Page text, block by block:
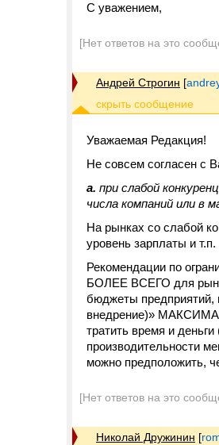
С уважением,
[Нет ответов на это
Андрей Строгин [
Уважаемая Редакция!
Не совсем согласен с
а. при слабой
числа компаний или в
На рынках со слабой
уровень зарплаты и
Рекомендации по
БОЛЕЕ ВСЕГО для
бюджеты предприятий,
внедрение)»
тратить время и
производительности
можно предположить,
[Нет ответов на это
Николай Дружинин [